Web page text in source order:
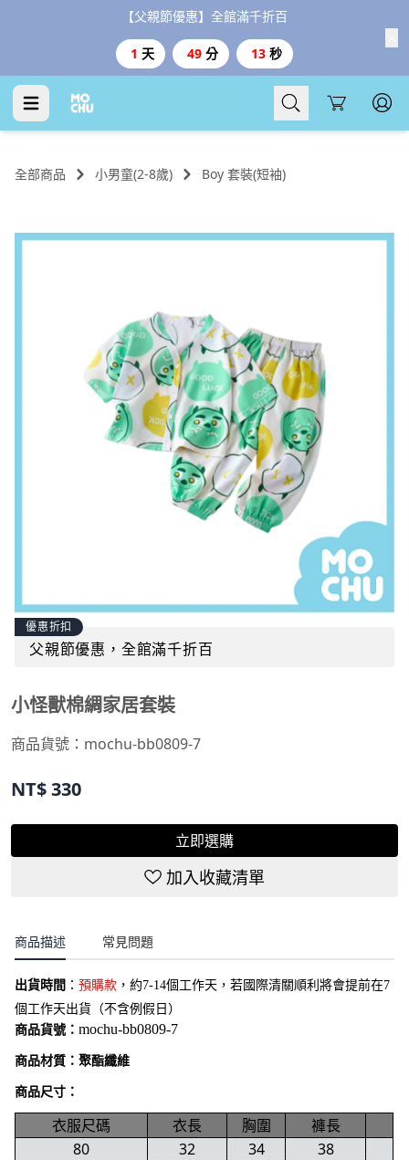
【父親節優惠】全館滿千折百
1 天 49 分 12 秒
Cart
全部商品 小男童(2-8歲) Boy 套裝(短袖)
優惠折扣
父親節優惠，全館滿千折百
小怪獸棉綢家居套裝
商品貨號： mochu-bb0809-7
NT$330
立即選購
加入收藏清單
商品描述 常見問題
出貨時間 ： 預購款 ，約7-14個工作天，若國際清關順利將會提前在7
個工作天出貨（不含例假日）
商品貨號： mochu-bb0809-7
商品材質：聚酯纖維
商品尺寸：
衣服尺碼 衣長 胸圍
褲長
80
32 34
38